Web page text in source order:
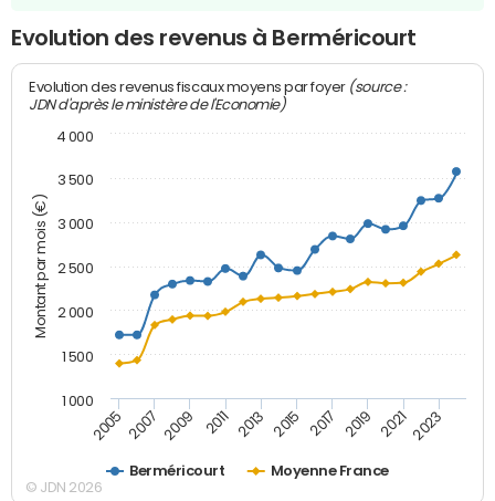
Evolution des revenus à Berméricourt
Montant par mois (€)
Evolution des revenus fiscaux moyens par foyer (source :
JDN d'après le ministère de l'Economie)
Berméricourt Moyenne France
2005 2007 2009 2011 2013 2015 2017 2019 2021 2023
1 000
1 500
2 000
2 500
3 000
3 500
4 000
© JDN 2026